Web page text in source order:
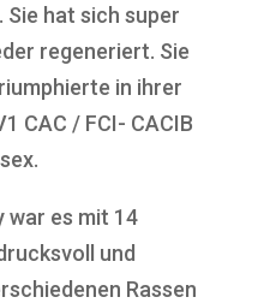
Sie hat sich super
regeneriert. Sie
in ihrer
CAC / FCI- CACIB
war es mit 14
und
Rassen